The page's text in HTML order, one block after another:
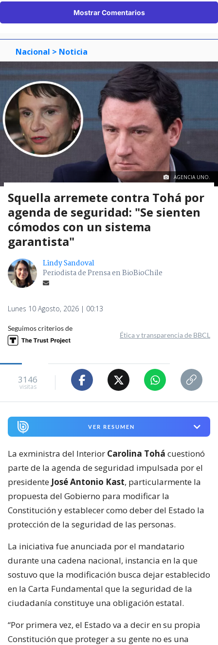
Mostrar Comentarios
Nacional > Noticia
AGENCIA UNO.
Squella arremete contra Tohá por
agenda de seguridad: "Se sienten
cómodos con un sistema
garantista"
Lindy Sandoval
Periodista de Prensa en BioBioChile
Lunes 10 Agosto, 2026 | 00:13
Seguimos criterios de
Ética y transparencia de BBCL
3146
visitas
VER RESUMEN
La exministra del Interior Carolina Tohá cuestionó
parte de la agenda de seguridad impulsada por el
presidente José Antonio Kast, particularmente la
propuesta del Gobierno para modificar la
Constitución y establecer como deber del Estado la
protección de la seguridad de las personas.
La iniciativa fue anunciada por el mandatario
durante una cadena nacional, instancia en la que
sostuvo que la modificación busca dejar establecido
en la Carta Fundamental que la seguridad de la
ciudadanía constituye una obligación estatal.
“Por primera vez, el Estado va a decir en su propia
Constitución que proteger a su gente no es una